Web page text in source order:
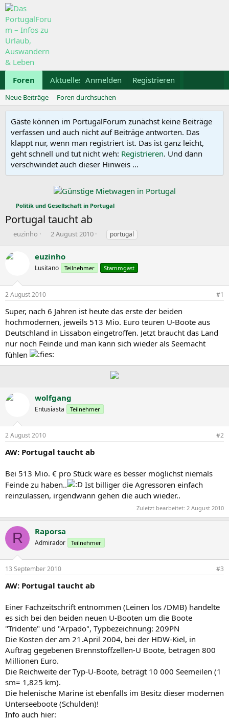
Foren Aktuelles Galerie Kalender
Anmelden Registrieren
Neue Beiträge Foren durchsuchen
Gäste können im PortugalForum zunächst keine Beiträge
verfassen und auch nicht auf Beiträge antworten. Das
klappt nur, wenn man registriert ist. Das ist ganz leicht,
geht schnell und tut nicht weh: Registrieren. Und dann
verschwindet auch dieser Hinweis ...
Politik und Gesellschaft in Portugal
Portugal taucht ab
E
s
t
l
e
euzinho
E
t
e
l
a
m
2 August 2010
S
l
a
w
t
e
portugal
euzinho
Lusitano Teilnehmer Stammgast
2 August 2010 #1
Super, nach 6 Jahren ist heute das erste der beiden
hochmodernen, jeweils 513 Mio. Euro teuren U-Boote aus
Deutschland in Lissabon eingetroffen. Jetzt braucht das Land
nur noch Feinde und man kann sich wieder als Seemacht
fühlen
wolfgang
Entusiasta Teilnehmer
2 August 2010 #2
AW: Portugal taucht ab
Bei 513 Mio. € pro Stück wäre es besser möglichst niemals
Feinde zu haben..
Ist billiger die Agressoren einfach
reinzulassen, irgendwann gehen die auch wieder..
Zuletzt bearbeitet: 2 August 2010
R Raporsa
Admirador Teilnehmer
13 September 2010 #3
AW: Portugal taucht ab
Einer Fachzeitschrift entnommen (Leinen los /DMB) handelte
es sich bei den beiden neuen U-Booten um die Boote
"Tridente" und "Arpado", Typbezeichnung: 209PN
Die Kosten der am 21.April 2004, bei der HDW-Kiel, in
Auftrag gegebenen Brennstoffzellen-U Boote, betragen 800
Millionen Euro.
Die Reichweite der Typ-U-Boote, beträgt 10 000 Seemeilen (1
sm= 1,825 km).
Die helenische Marine ist ebenfalls im Besitz dieser modernen
Unterseeboote (Schulden)!
Info auch hier: